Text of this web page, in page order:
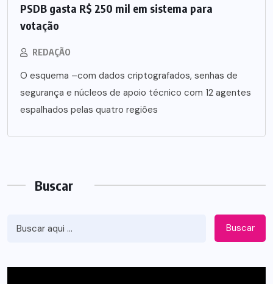
PSDB gasta R$ 250 mil em sistema para
votação
REDAÇÃO
O esquema –com dados criptografados, senhas de
segurança e núcleos de apoio técnico com 12 agentes
espalhados pelas quatro regiões
Buscar
Buscar